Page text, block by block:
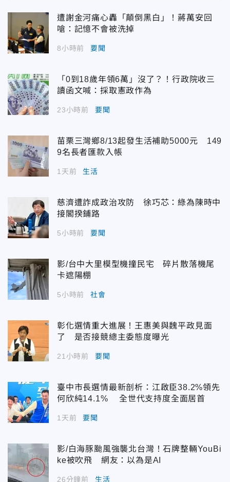
遭謝金河痛心轟「顛倒黑白」！蔣萬安回
嗆：記憶不會被洗掉
8小時前 要聞
「0到18歲年領6萬」沒了？！行政院收三
讀函文喊：採取憲政作為
23小時前 要聞
苗栗三灣鄉8/13起發生活補助5000元 149
9名長者匯款入帳
1天前 生活
慈濟遭詐成政治攻防 徐巧芯：綠為陳時中
接閣揆鋪路
5小時前 要聞
影/台中大里模型機撞民宅 碎片散落機尾
卡遮陽棚
5小時前 社會
彰化選情重大進展！王惠美與魏平政見面
了 是否接競總主委態度曝光
21小時前 要聞
臺中市長選情最新剖析：江啟臣38.2%領先
何欣純14.1% 全世代支持度全面居首
1天前 要聞
影/白海豚颱風強襲北台灣！石牌整輛YouBi
ke被吹飛 網友：以為是AI
26分鐘前 生活